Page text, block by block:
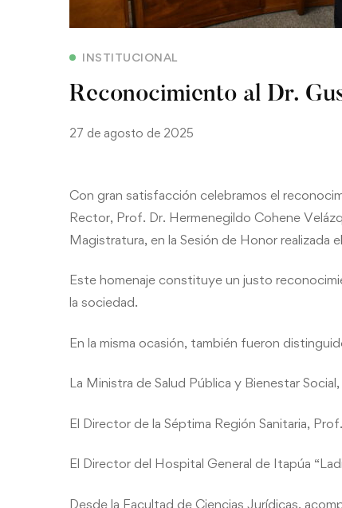
INSTITUCIONAL
Reconocimiento al Dr.
27 de agosto de 2025
Con gran satisfacción celebramos el
Rector, Prof. Dr. Hermenegildo Cohene
Magistratura, en la Sesión de Honor realizada
Este homenaje constituye un justo
la sociedad.
En la misma ocasión, también fueron
La Ministra de Salud Pública y Bienestar
El Director de la Séptima Región Sanitaria,
El Director del Hospital General de Itapúa
Desde la Facultad de Ciencias Jurídicas,